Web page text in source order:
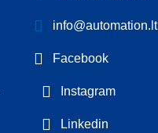
info@automation.lt
Facebook
Instagram
Linkedin